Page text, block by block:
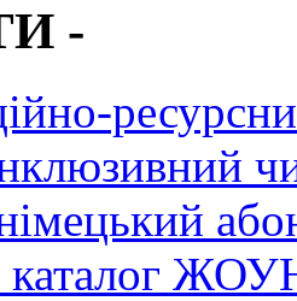
-
каталог